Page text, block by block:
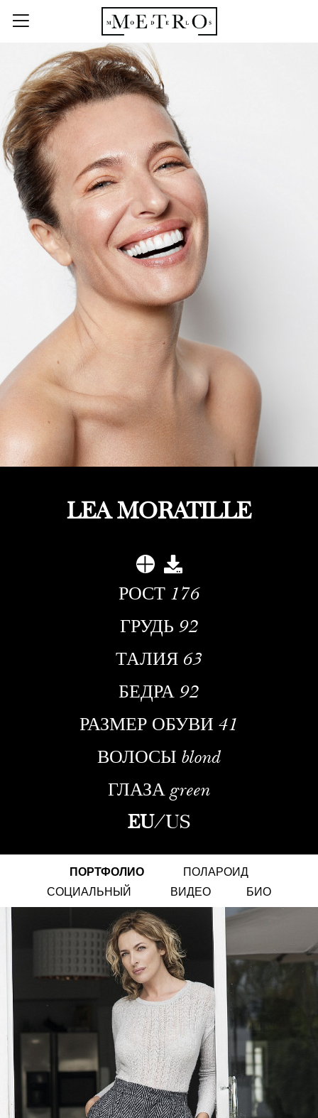
LEA MORATILLE
РОСТ 176
ГРУДЬ 92
ТАЛИЯ 63
БЕДРА 92
РАЗМЕР ОБУВИ 41
ВОЛОСЫ blond
ГЛАЗА green
EU/US
ПОРТФОЛИО
ПОЛАРОИД
СОЦИАЛЬНЫЙ
ВИДЕО БИО